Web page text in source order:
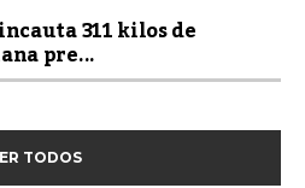
311 kilos de
pre...
TODOS